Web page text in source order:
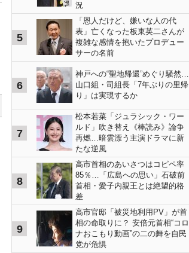
況
5
「恩人だけど、嫌いな人の代
表」亡くなった板東英二さんが
複雑な感情を抱いたプロデュー
サーの名前
6
神戸への“聖地帰還”めぐり騒然…
山口組・司組長「7年ぶりの里帰
り」は実現するか
7
松本若菜「ジュラシック・ワー
ルド」吹き替え《棒読み》論争
再燃…暗雲漂う主演ドラマに新
たな逆風
8
高市首相のあいさつはコピペ率
85％…「広島への思い」石破前
首相・愛子内親王とは絶望的格
差
9
高市官邸「被災地利用PV」が首
相の命取りに？ 安倍元首相“コロ
ナおこもり動画”の二の舞を自民
党が危惧